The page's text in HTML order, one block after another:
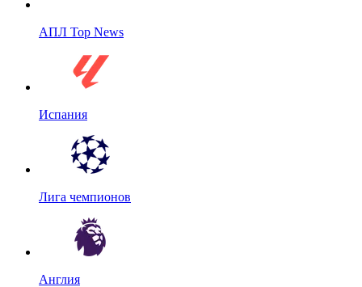
АПЛ Top News
Испания
Лига чемпионов
Англия